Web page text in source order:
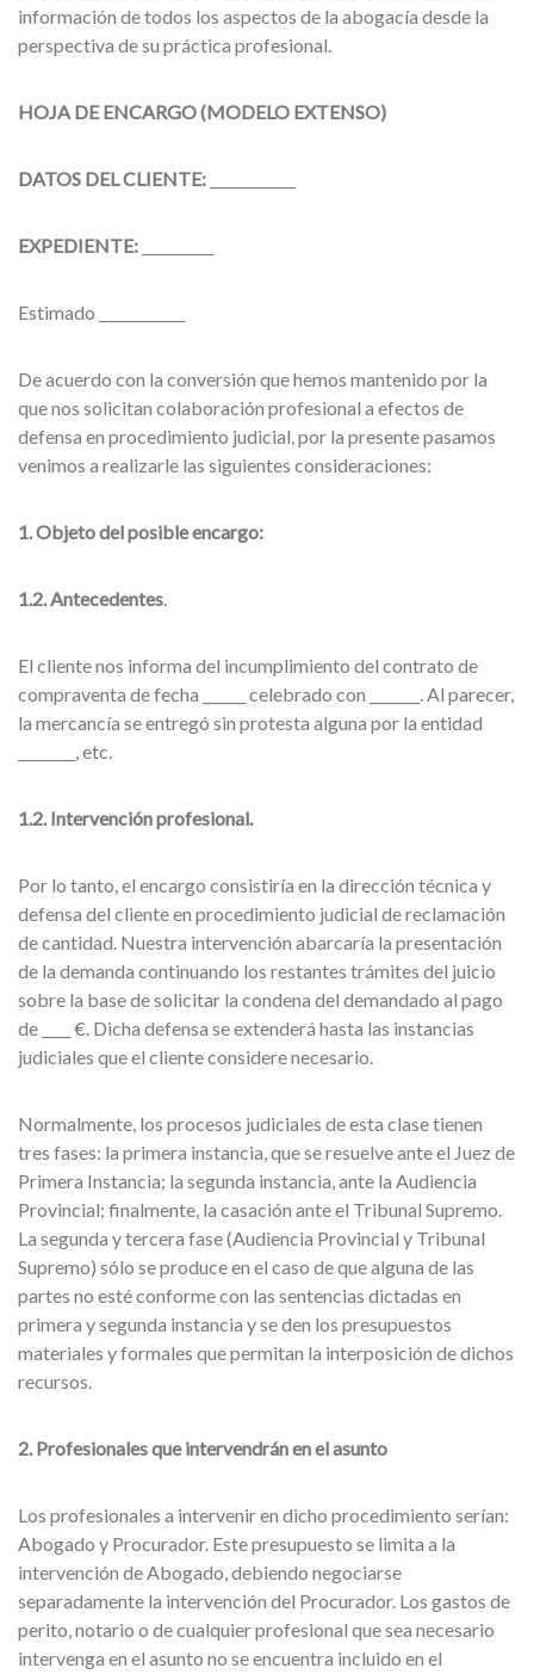
información de todos los aspectos de la abogacía desde la
perspectiva de su práctica profesional.
HOJA DE ENCARGO (MODELO EXTENSO)
DATOS DEL CLIENTE:
EXPEDIENTE:
Estimado ____________
De acuerdo con la conversión que hemos mantenido por la
que nos solicitan colaboración profesional a efectos de
defensa en procedimiento judicial, por la presente pasamos
venimos a realizarle las siguientes consideraciones:
1. Objeto del posible encargo:
1.2. Antecedentes.
El cliente nos informa del incumplimiento del contrato de
compraventa de fecha ______ celebrado con _______. Al parecer,
la mercancía se entregó sin protesta alguna por la entidad
________, etc.
1.2. Intervención profesional.
Por lo tanto, el encargo consistiría en la dirección técnica y
defensa del cliente en procedimiento judicial de reclamación
de cantidad. Nuestra intervención abarcaría la presentación
de la demanda continuando los restantes trámites del juicio
sobre la base de solicitar la condena del demandado al pago
de ____ €. Dicha defensa se extenderá hasta las instancias
judiciales que el cliente considere necesario.
Normalmente, los procesos judiciales de esta clase tienen
tres fases: la primera instancia, que se resuelve ante el Juez de
Primera Instancia; la segunda instancia, ante la Audiencia
Provincial; finalmente, la casación ante el Tribunal Supremo.
La segunda y tercera fase (Audiencia Provincial y Tribunal
Supremo) sólo se produce en el caso de que alguna de las
partes no esté conforme con las sentencias dictadas en
primera y segunda instancia y se den los presupuestos
materiales y formales que permitan la interposición de dichos
recursos.
2. Profesionales que intervendrán en el asunto
Los profesionales a intervenir en dicho procedimiento serían:
Abogado y Procurador. Este presupuesto se limita a la
intervención de Abogado, debiendo negociarse
separadamente la intervención del Procurador. Los gastos de
perito, notario o de cualquier profesional que sea necesario
intervenga en el asunto no se encuentra incluido en el